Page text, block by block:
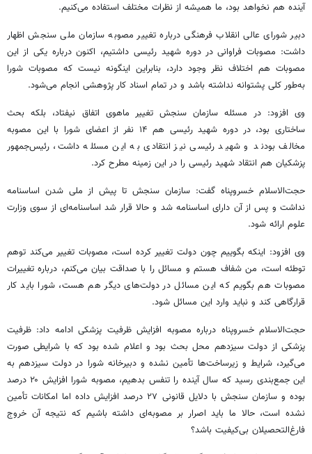
آینده هم نخواهد بود، ما همیشه از نظرات مختلف استفاده می‌کنیم.
دبیر شورای عالی انقلاب فرهنگی درباره تغییر مصوبه سازمان ملی سنجش اظهار
داشت: مصوبات فراوانی در دوره شهید رئیسی داشتیم، اکنون درباره یکی از این
مصوبات هم اختلاف نظر وجود دارد، بنابراین اینگونه نیست که مصوبات شورا
به‌طور کلی پشتوانه نداشته باشد و در تمام اسناد کار پژوهشی انجام می‌شود.
وی افزود: در مسئله سازمان سنجش تغییر ماهوی اتفاق نیفتاد، بلکه بحث
ساختاری بود، در دوره شهید رئیسی هم ۱۴ نفر از اعضای شورا با این مصوبه
مخالف بودند و شهید رئیسی نیز انتقادی به این مسئله داشت، رئیس‌جمهور
پزشکیان هم انتقاد شهید رئیسی را در این زمینه مطرح کرد.
حجت‌الاسلام خسروپناه گفت: سازمان سنجش تا پیش از ملی شدن اساسنامه
نداشت و پس از آن دارای اساسنامه شد و حالا قرار شد اساسنامه‌ای از سوی وزارت
علوم ارائه شود.
وی افزود: اینکه بگوییم چون دولت تغییر کرده است، مصوبات تغییر می‌کند توهم
توطئه است، من شفاف هستم و مسائل را با صداقت بیان می‌کنم، درباره تغییرات
مصوبات هم بگویم که این مسائل در دولت‌های دیگر هم هست، شورا باید کار
قرارگاهی کند و نباید وارد این مسائل شود.
حجت‌الاسلام خسروپناه درباره مصوبه افزایش ظرفیت پزشکی ادامه داد: ظرفیت
پزشکی از دولت سیزدهم محل بحث بود و اعلام شده بود که با شرایطی صورت
می‌گیرد، شرایط و زیرساخت‌ها تأمین نشده و دبیرخانه شورا در دولت سیزدهم به
این جمع‌بندی رسید که سال آینده را تنفس بدهیم، مصوبه شورا افزایش ۲۰ درصد
بوده و سازمان سنجش با دلایل قانونی ۲۷ درصد افزایش داده اما امکانات تأمین
نشده است، حالا ما باید اصرار بر مصوبه‌ای داشته باشیم که نتیجه آن خروج
فارغ‌التحصیلان بی‌کیفیت باشد؟